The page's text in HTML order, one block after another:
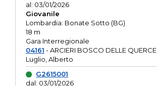
al: 03/01/2026
Giovanile
Lombardia: Bonate Sotto (BG)
18 m
Gara Interregionale
04161 - ARCIERI BOSCO DELLE QUERCE
Luglio, Alberto
G2615001
dal: 03/01/2026